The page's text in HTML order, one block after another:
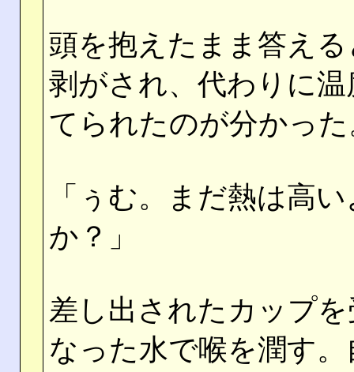
頭を抱えたまま答え
剥がされ、代わりに
てられたのが分かった
「ぅむ。まだ熱は高
か？」
差し出されたカップ
なった水で喉を潤す